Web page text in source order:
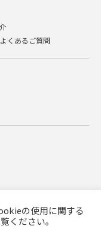
くあるご質問
商標について
の使用に関する
ください。